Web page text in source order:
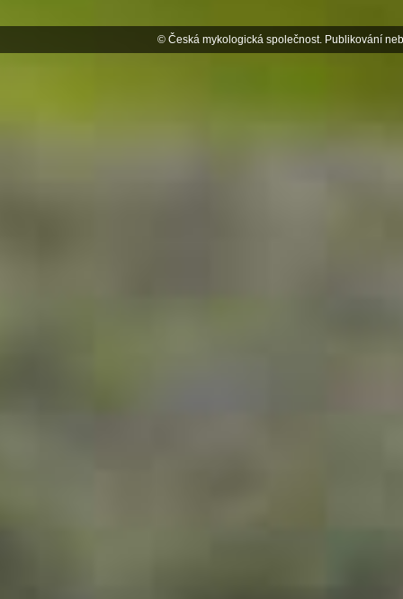
© Česká mykologická společnost. Publikování